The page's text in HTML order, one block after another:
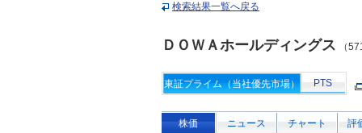
検索結果一覧へ戻る
ＤＯＷＡホールディングス （
東証プライム（当社優先市場） PTS
株価 ニュース チャート 評